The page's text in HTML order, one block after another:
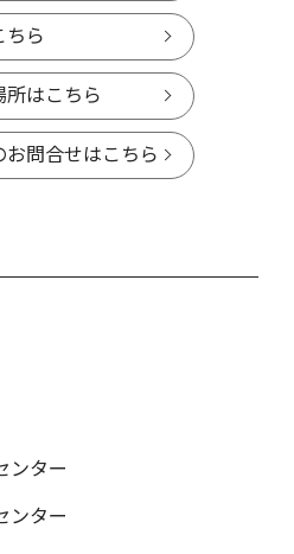
ちら
所はこちら
お問合せはこちら
ンター
ンター